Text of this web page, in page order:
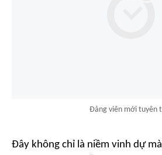
Đảng viên mới tuyên
Đây không chỉ là niềm vinh dự